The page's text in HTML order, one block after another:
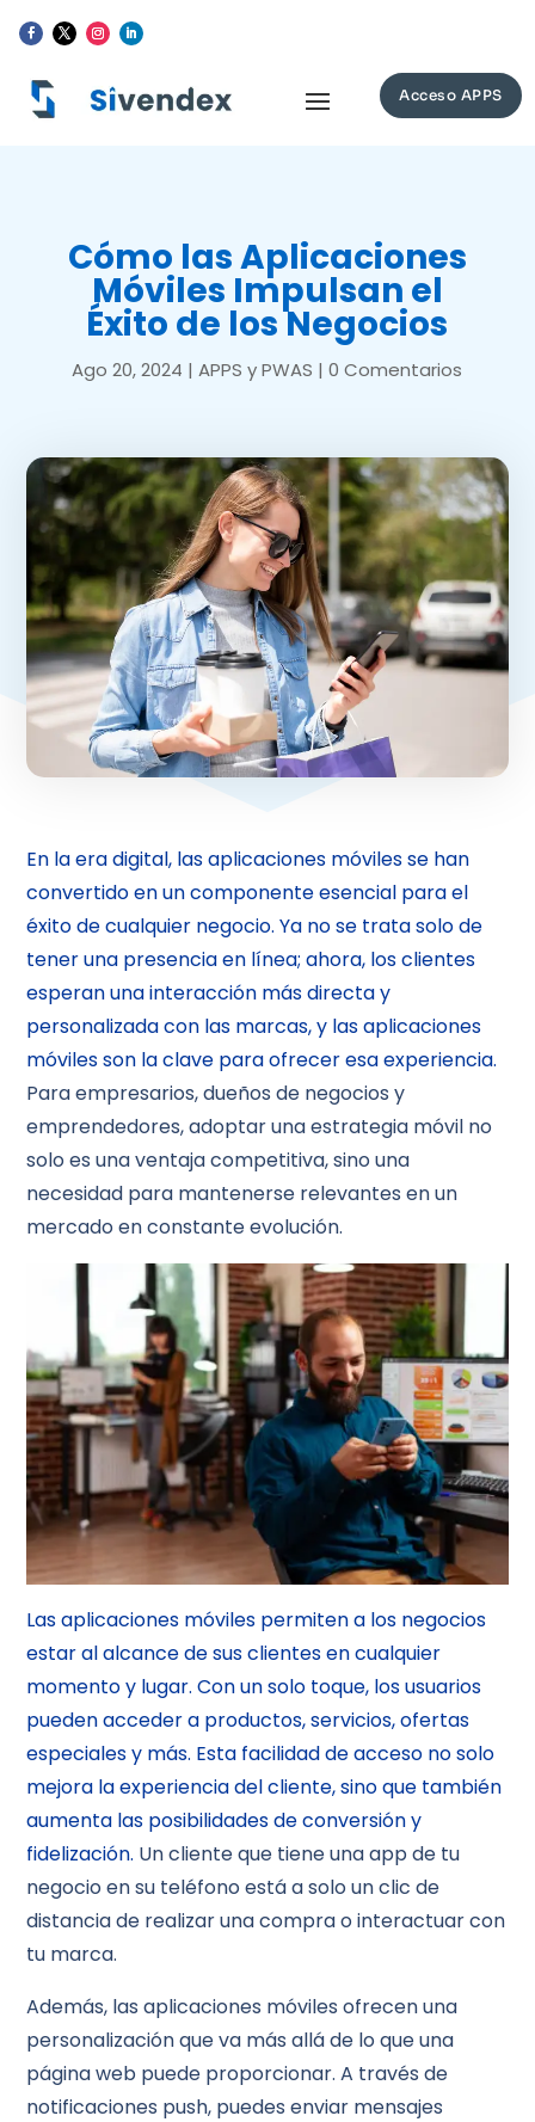
Acceso APPS
Cómo las Aplicaciones
Móviles Impulsan el
Éxito de los Negocios
Ago 20, 2024 |APPS y PWAS |0 Comentarios
En la era digital, las aplicaciones móviles se han
convertido en un componente esencial para el
éxito de cualquier negocio. Ya no se trata solo de
tener una presencia en línea; ahora, los clientes
esperan una interacción más directa y
personalizada con las marcas, y las aplicaciones
móviles son la clave para ofrecer esa experiencia.
Para empresarios, dueños de negocios y
emprendedores, adoptar una estrategia móvil no
solo es una ventaja competitiva, sino una
necesidad para mantenerse relevantes en un
mercado en constante evolución.
Las aplicaciones móviles permiten a los negocios
estar al alcance de sus clientes en cualquier
momento y lugar. Con un solo toque, los usuarios
pueden acceder a productos, servicios, ofertas
especiales y más. Esta facilidad de acceso no solo
mejora la experiencia del cliente, sino que también
aumenta las posibilidades de conversión y
fidelización. Un cliente que tiene una app de tu
negocio en su teléfono está a solo un clic de
distancia de realizar una compra o interactuar con
tu marca.
Además, las aplicaciones móviles ofrecen una
personalización que va más allá de lo que una
página web puede proporcionar. A través de
notificaciones push, puedes enviar mensajes